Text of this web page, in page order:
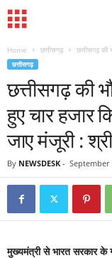
Home छत्तीसगढ़ छत्तीसगढ़ की
छत्तीसगढ़
छत्तीसगढ़ की
हुए चार हजार
जाए मंजूरी :
By NEWSDESK - September
मुख्यमंत्री से भारत सरकार के